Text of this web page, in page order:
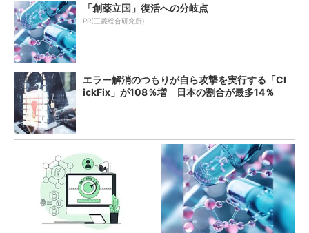
「創薬立国」復活への分岐点
PR(三菱総合研究所)
エラー解消のつもりが自ら攻撃を実行する「Cl
ickFix」が108％増 日本の割合が最多14％